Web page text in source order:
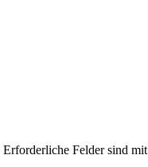
Erforderliche Felder sind mit